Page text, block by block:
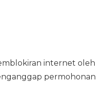
internet oleh
permohonan